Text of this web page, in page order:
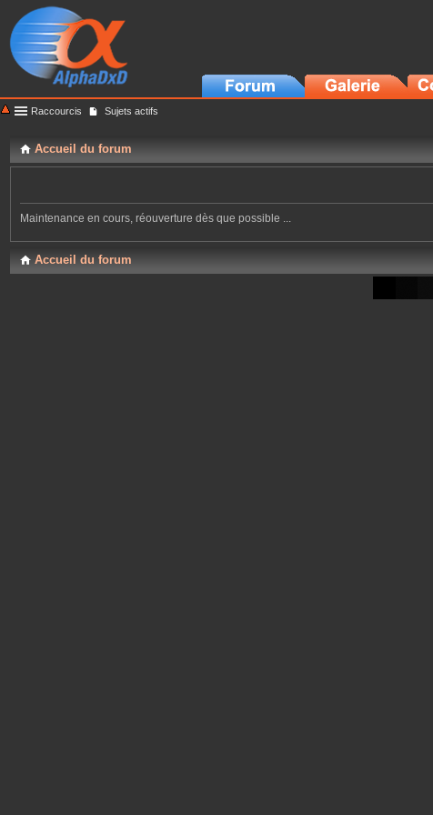
Raccourcis Sujets actifs
Accueil du forum
Maintenance en cours, réouverture dès que possible ...
Accueil du forum